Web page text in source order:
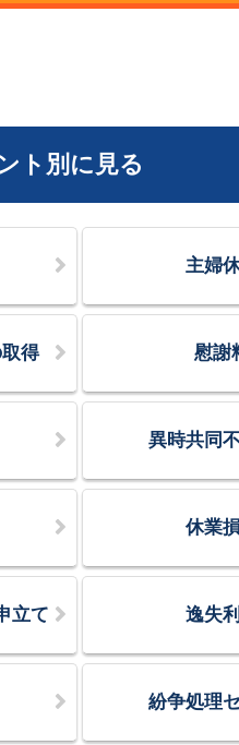
ト別に見る
主婦
得 慰謝
異時共同
休業
立て 逸失
紛争処理